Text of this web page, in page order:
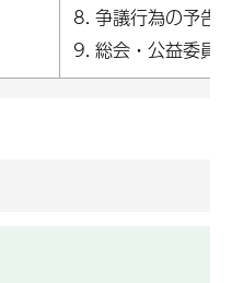
争議行為の予告
総会・公益委員